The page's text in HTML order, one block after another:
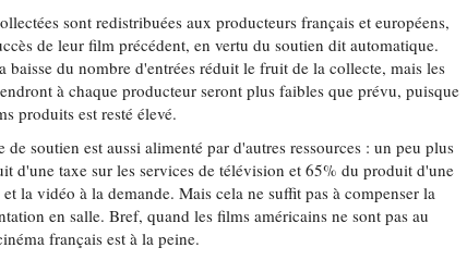
sont redistribuées aux producteurs français et européens,
de leur film précédent, en vertu du soutien dit automatique.
baisse du nombre d'entrées réduit le fruit de la collecte, mais les
à chaque producteur seront plus faibles que prévu, puisque
produits est resté élevé.
de soutien est aussi alimenté par d'autres ressources : un peu plus
d'une taxe sur les services de télévision et 65% du produit d'une
la vidéo à la demande. Mais cela ne suffit pas à compenser la
en salle. Bref, quand les films américains ne sont pas au
français est à la peine.